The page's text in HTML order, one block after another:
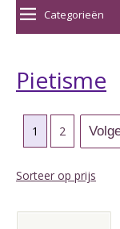
Categorieën
Pietisme
1 2
Sorteer op prijs